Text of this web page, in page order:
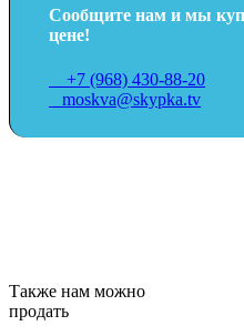
Сообщите нам и мы
цене!
+7 (968) 430-88-20
moskva@skypka.tv
Также нам можно
продать